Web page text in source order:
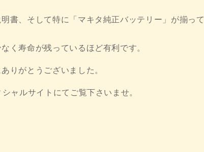
書、そして特に「マキタ純正バッテリー」が揃って
く寿命が残っているほど有利です。
りがとうございました。
ャルサイトにてご覧下さいませ。